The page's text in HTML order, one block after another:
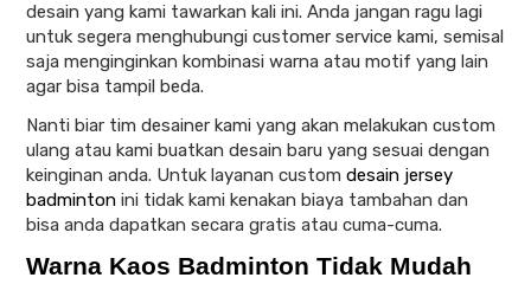
desain yang kami tawarkan kali ini. Anda jangan ragu lagi
untuk segera menghubungi customer service kami, semisal
saja menginginkan kombinasi warna atau motif yang lain
agar bisa tampil beda.
Nanti biar tim desainer kami yang akan melakukan custom
ulang atau kami buatkan desain baru yang sesuai dengan
keinginan anda. Untuk layanan custom desain jersey
badminton ini tidak kami kenakan biaya tambahan dan
bisa anda dapatkan secara gratis atau cuma-cuma.
Warna Kaos Badminton Tidak Mudah